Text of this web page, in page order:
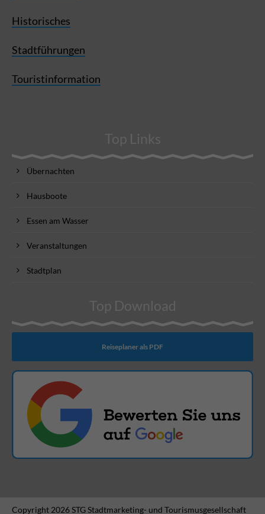
Historisches
Stadtführungen
Touristinformation
Top Links
Übernachten
Hausboote
Essen am Wasser
Veranstaltungen
Stadtplan
Top Download
Reiseplaner als PDF
Copyright 2026 STG Stadtmarketing- und Tourismusgesellschaft